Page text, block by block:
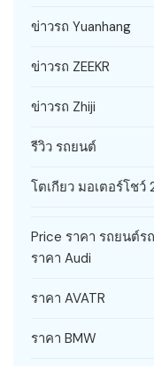
ข่าวรถ Yuanhang
ข่าวรถ ZEEKR
ข่าวรถ Zhiji
รีวิว รถยนต์
โตเกียว มอเตอร์โชว์
Price ราคา รถยนต์ร
ราคา Audi
ราคา AVATR
ราคา BMW